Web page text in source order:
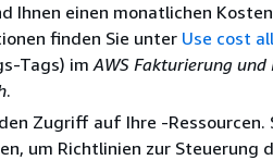
Ihnen einen monatlichen
finden Sie unter Use cost
Tags) imAWS Fakturierung
.
Zugriff auf Ihre -Ressourcen.
um Richtlinien zur Steuerung